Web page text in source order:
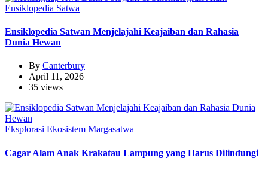
Ensiklopedia Satwa
Ensiklopedia Satwan Menjelajahi Keajaiban dan Rahasia
Dunia Hewan
By Canterbury
April 11, 2026
35 views
Eksplorasi Ekosistem Margasatwa
Cagar Alam Anak Krakatau Lampung yang Harus Dilindungi